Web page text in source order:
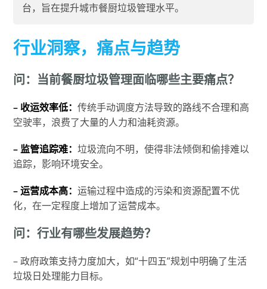
台，旨在提升城市餐厨垃圾管理水平。
行业洞察，痛点与趋势
问：当前餐厨垃圾管理面临哪些主要痛点？
– 收运效率低：传统手动调度方法导致的路线不合理和高
空驶率，浪费了大量的人力和油耗资源。
– 监管追踪难：垃圾流向不明，使得非法倾倒和偷排难以
追踪，影响环境安全。
– 运营成本高：运输过程中造成的污染和资源配置不优
化，在一定程度上增加了运营成本。
问：行业有哪些发展趋势？
– 政府政策支持力度加大，如“十四五”规划中明确了生活
垃圾日处理能力目标。